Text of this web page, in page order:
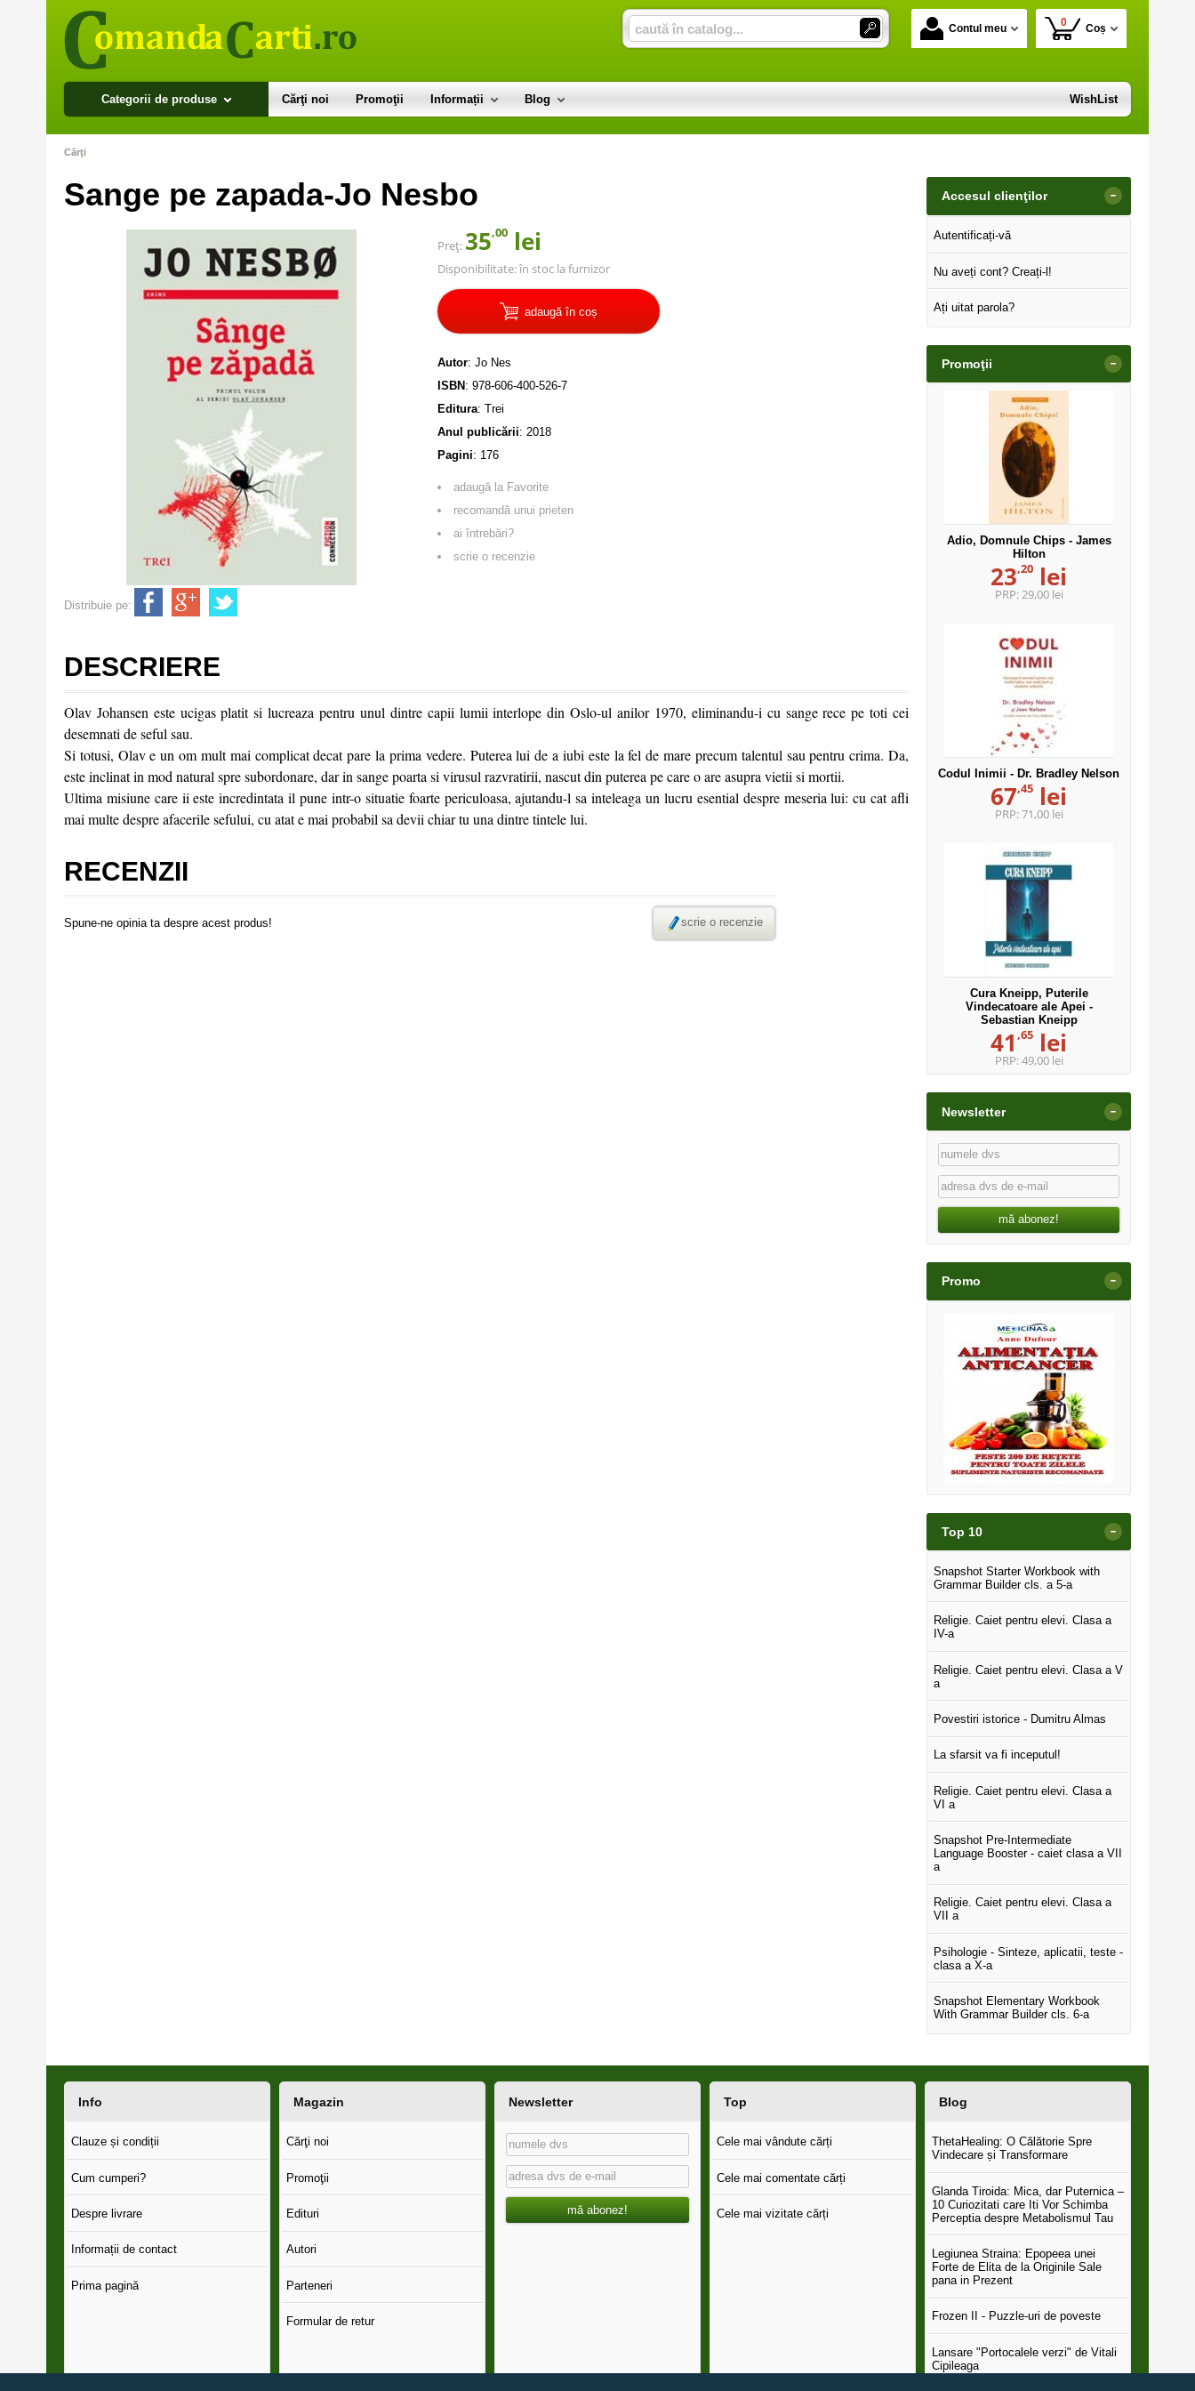
Contul meu 0 Coș
Categorii de produse Cărţi noi Promoţii Informații Blog WishList
Cărţi
Sange pe zapada-Jo Nesbo
Preț: 35,00 lei
Disponibilitate:în stoc la furnizor
adaugă în coș
Autor: Jo Nes
ISBN : 978-606-400-526-7
Editura: Trei
Anul publicării: 2018
Pagini: 176
adaugă la Favorite
recomandă unui prieten
ai întrebări?
scrie o recenzie
Distribuie pe:
DESCRIERE
Olav Johansen este ucigas platit si lucreaza pentru unul dintre capii lumii interlope din Oslo-ul anilor 1970, eliminandu-i cu sange rece pe toti cei
desemnati de seful sau.
Si totusi, Olav e un om mult mai complicat decat pare la prima vedere. Puterea lui de a iubi este la fel de mare precum talentul sau pentru crima. Da,
este inclinat in mod natural spre subordonare, dar in sange poarta si virusul razvratirii, nascut din puterea pe care o are asupra vietii si mortii.
Ultima misiune care ii este incredintata il pune intr-o situatie foarte periculoasa, ajutandu-l sa inteleaga un lucru esential despre meseria lui: cu cat afli
mai multe despre afacerile sefului, cu atat e mai probabil sa devii chiar tu una dintre tintele lui.
RECENZII
Spune-ne opinia ta despre acest produs! scrie o recenzie
Accesul clienţilor -
Autentificați-vă
Nu aveți cont? Creați-l!
Ați uitat parola?
Promoţii -
Adio, Domnule Chips - James
Hilton
23,20 lei
PRP:29,00 lei
Codul Inimii - Dr. Bradley Nelson
67,45 lei
PRP:71,00 lei
Cura Kneipp, Puterile
Vindecatoare ale Apei -
Sebastian Kneipp
41 ,65 lei
PRP:49,00 lei
Newsletter -
mă abonez!
Promo -
Top 10 -
Snapshot Starter Workbook with
Grammar Builder cls. a 5-a
Religie. Caiet pentru elevi. Clasa a
IV-a
Religie. Caiet pentru elevi. Clasa a V
a
Povestiri istorice - Dumitru Almas
La sfarsit va fi inceputul!
Religie. Caiet pentru elevi. Clasa a
VI a
Snapshot Pre-Intermediate
Language Booster - caiet clasa a VII
a
Religie. Caiet pentru elevi. Clasa a
VII a
Psihologie - Sinteze, aplicatii, teste -
clasa a X-a
Snapshot Elementary Workbook
With Grammar Builder cls. 6-a
Info
Clauze și condiții
Cum cumperi?
Despre livrare
Informații de contact
Prima pagină
Magazin
Cărţi noi
Promoţii
Edituri
Autori
Parteneri
Formular de retur
Newsletter
mă abonez!
Top
Cele mai vândute cărți
Cele mai comentate cărți
Cele mai vizitate cărți
Blog
ThetaHealing: O Călătorie Spre
Vindecare și Transformare
Glanda Tiroida: Mica, dar Puternica –
10 Curiozitati care Iti Vor Schimba
Perceptia despre Metabolismul Tau
Legiunea Straina: Epopeea unei
Forte de Elita de la Originile Sale
pana in Prezent
Frozen II - Puzzle-uri de poveste
Lansare "Portocalele verzi" de Vitali
Cipileaga